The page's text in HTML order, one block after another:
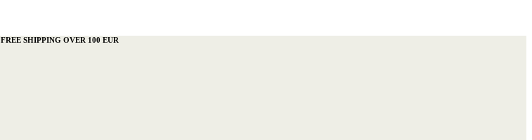
FREE SHIPPING OVER 100 EUR